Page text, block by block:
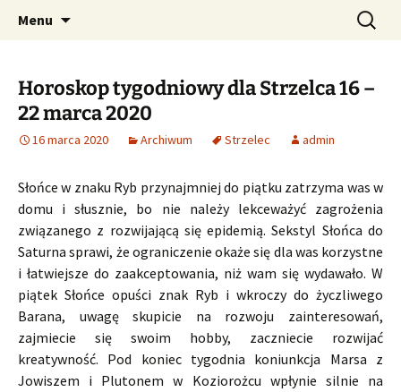
CzaroMarowy horoskop
dzienny, miesięczny i
tygodniowy
Profesjonalne przepowiednie astrologiczne
Menu Szukaj:
Horoskop tygodniowy dla Strzelca 16 –
22 marca 2020
16 marca 2020 Archiwum Strzelec admin
Słońce w znaku Ryb przynajmniej do piątku zatrzyma was w
domu i słusznie, bo nie należy lekceważyć zagrożenia
związanego z rozwijającą się epidemią. Sekstyl Słońca do
Saturna sprawi, że ograniczenie okaże się dla was korzystne
i łatwiejsze do zaakceptowania, niż wam się wydawało. W
piątek Słońce opuści znak Ryb i wkroczy do życzliwego
Barana, uwagę skupicie na rozwoju zainteresowań,
zajmiecie się swoim hobby, zaczniecie rozwijać
kreatywność. Pod koniec tygodnia koniunkcja Marsa z
Jowiszem i Plutonem w Koziorożcu wpłynie silnie na